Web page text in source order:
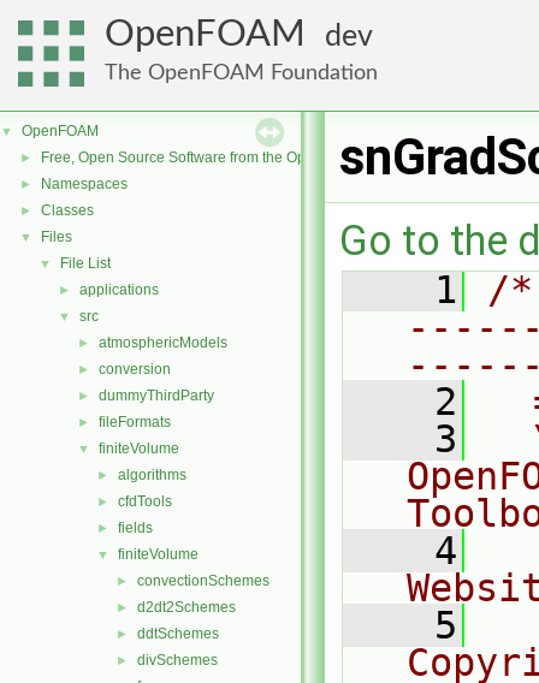
OpenFOAM dev
The OpenFOAM Foundation
▼ OpenFOAM
► Free, Open Source Software from the OpenFOAM Foundation
► Namespaces
► Classes
▼ Files
▼ File List
► applications
▼ src
► atmosphericModels
► conversion
► dummyThirdParty
► fileFormats
▼ finiteVolume
► algorithms
► cfdTools
► fields
▼ finiteVolume
► convectionSchemes
► d2dt2Schemes
► ddtSchemes
► divSchemes
Go to the
    1
/
    2
    3
    4
    5